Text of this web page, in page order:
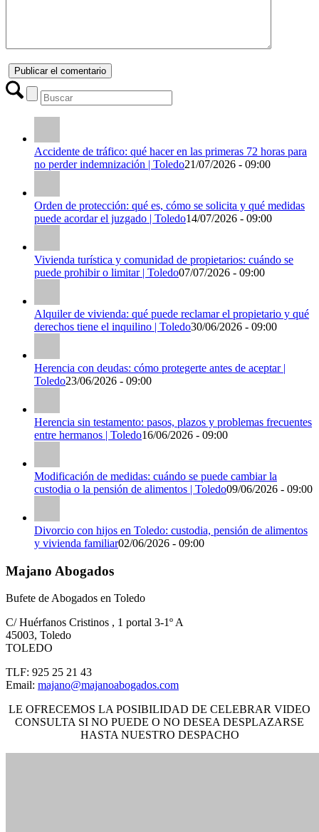
Accidente de tráfico: qué hacer en las primeras 72 horas para
no perder indemnización | Toledo21/07/2026 - 09:00
Orden de protección: qué es, cómo se solicita y qué medidas
puede acordar el juzgado | Toledo14/07/2026 - 09:00
Vivienda turística y comunidad de propietarios: cuándo se
puede prohibir o limitar | Toledo07/07/2026 - 09:00
Alquiler de vivienda: qué puede reclamar el propietario y qué
derechos tiene el inquilino | Toledo30/06/2026 - 09:00
Herencia con deudas: cómo protegerte antes de aceptar |
Toledo23/06/2026 - 09:00
Herencia sin testamento: pasos, plazos y problemas frecuentes
entre hermanos | Toledo16/06/2026 - 09:00
Modificación de medidas: cuándo se puede cambiar la
custodia o la pensión de alimentos | Toledo09/06/2026 - 09:00
Divorcio con hijos en Toledo: custodia, pensión de alimentos
y vivienda familiar02/06/2026 - 09:00
Majano Abogados
Bufete de Abogados en Toledo
C/ Huérfanos Cristinos , 1 portal 3-1º A
45003, Toledo
TOLEDO
TLF: 925 25 21 43
Email: majano@majanoabogados.com
LE OFRECEMOS LA POSIBILIDAD DE CELEBRAR VIDEO
CONSULTA SI NO PUEDE O NO DESEA DESPLAZARSE
HASTA NUESTRO DESPACHO